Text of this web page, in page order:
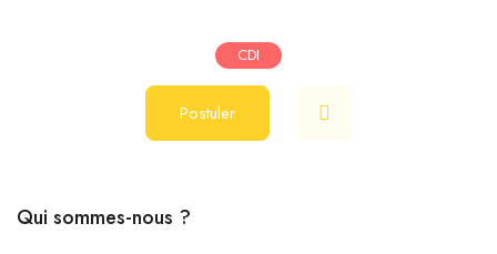
CDI
Postuler
Qui sommes-nous ?